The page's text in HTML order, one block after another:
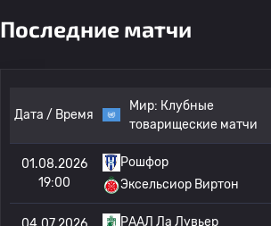
Последние матчи
Дата / Время
Мир: Клубные
товарищеские матчи
01.08.2026
19:00
Рошфор
Эксельсиор Виртон
РААЛ Ла Лувьер